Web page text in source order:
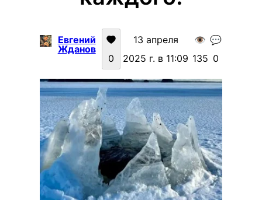
Евгений
Жданов
0
13 апреля
2025 г. в 11:09
👁️
135
💬
0